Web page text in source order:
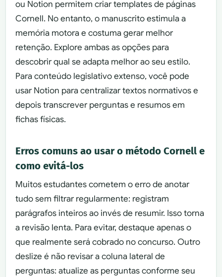
ou Notion permitem criar templates de páginas
Cornell. No entanto, o manuscrito estimula a
memória motora e costuma gerar melhor
retenção. Explore ambas as opções para
descobrir qual se adapta melhor ao seu estilo.
Para conteúdo legislativo extenso, você pode
usar Notion para centralizar textos normativos e
depois transcrever perguntas e resumos em
fichas físicas.
Erros comuns ao usar o método Cornell e
como evitá-los
Muitos estudantes cometem o erro de anotar
tudo sem filtrar regularmente: registram
parágrafos inteiros ao invés de resumir. Isso torna
a revisão lenta. Para evitar, destaque apenas o
que realmente será cobrado no concurso. Outro
deslize é não revisar a coluna lateral de
perguntas: atualize as perguntas conforme seu